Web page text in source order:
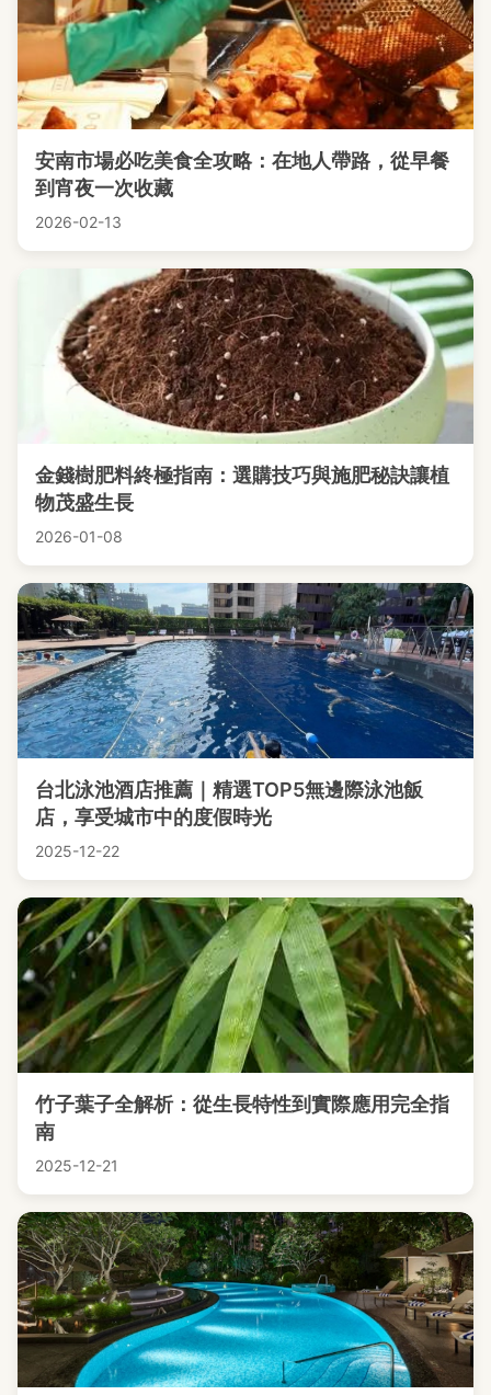
安南市場必吃美食全攻略：在地人帶路，從早餐
到宵夜一次收藏
2026-02-13
金錢樹肥料終極指南：選購技巧與施肥秘訣讓植
物茂盛生長
2026-01-08
台北泳池酒店推薦｜精選TOP5無邊際泳池飯
店，享受城市中的度假時光
2025-12-22
竹子葉子全解析：從生長特性到實際應用完全指
南
2025-12-21